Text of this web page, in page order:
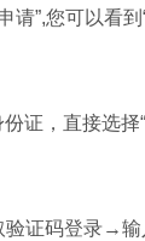
”,您可以看
证，直接选
验证码登录→